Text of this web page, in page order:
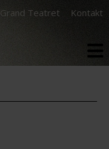
Grand Teatret Kontakt